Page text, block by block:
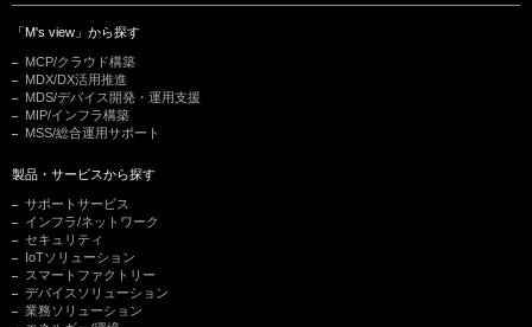
「M's view」から探す
MCP/クラウド構築
MDX/DX活用推進
MDS/デバイス開発・運用支援
MIP/インフラ構築
MSS/総合運用サポート
製品・サービスから探す
サポートサービス
インフラ/ネットワーク
セキュリティ
IoTソリューション
スマートファクトリー
デバイスソリューション
業務ソリューション